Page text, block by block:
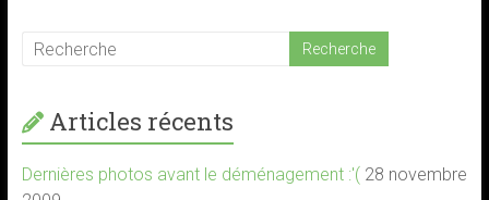
Articles récents
Dernières photos avant le déménagement :'( 28 novembre